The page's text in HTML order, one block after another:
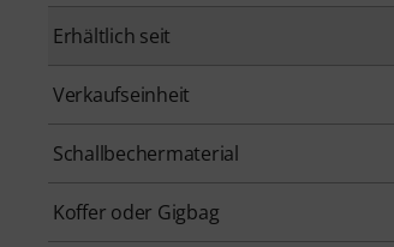
Erhältlich seit
Verkaufseinheit
Schallbechermaterial
Koffer oder Gigbag